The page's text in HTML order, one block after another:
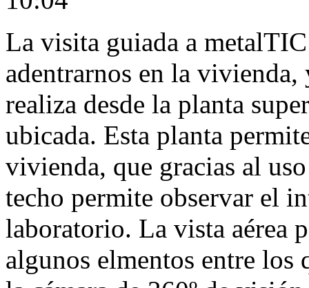
La visita guiada a
adentrarnos en la vivienda,
realiza desde la planta
ubicada. Esta planta
vivienda, que gracias al
techo permite observar el
laboratorio. La vista aérea
algunos elmentos entre los